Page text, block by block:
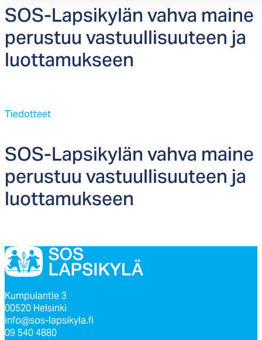
SOS-Lap­si­ky­län vah­va mai­ne
pe­rus­tuu vas­tuul­li­suu­teen ja
luot­ta­muk­seen
Tiedotteet
SOS-Lap­si­ky­län vah­va mai­ne
pe­rus­tuu vas­tuul­li­suu­teen ja
luot­ta­muk­seen
Kumpulantie 3
00520 Helsinki
info@sos-lapsikyla.fi
09 540 4880